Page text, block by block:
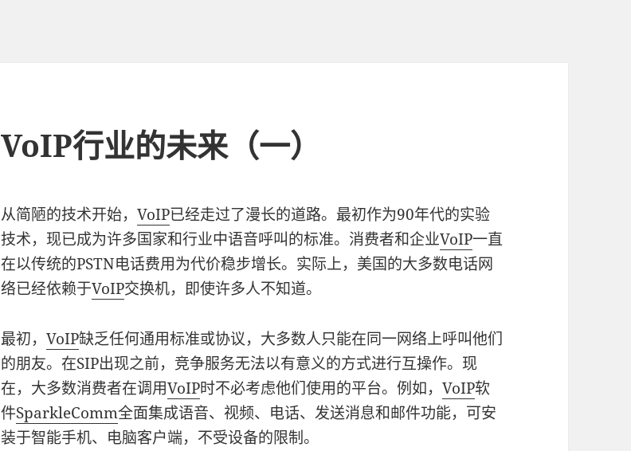
VoIP行业的未来（一）
从简陋的技术开始，VoIP已经走过了漫长的道路。最初作为90年代的实验
技术，现已成为许多国家和行业中语音呼叫的标准。消费者和企业VoIP一直
在以传统的PSTN电话费用为代价稳步增长。实际上，美国的大多数电话网
络已经依赖于VoIP交换机，即使许多人不知道。
最初，VoIP缺乏任何通用标准或协议，大多数人只能在同一网络上呼叫他们
的朋友。在SIP出现之前，竞争服务无法以有意义的方式进行互操作。现
在，大多数消费者在调用VoIP时不必考虑他们使用的平台。例如，VoIP软
件SparkleComm全面集成语音、视频、电话、发送消息和邮件功能，可安
装于智能手机、电脑客户端，不受设备的限制。